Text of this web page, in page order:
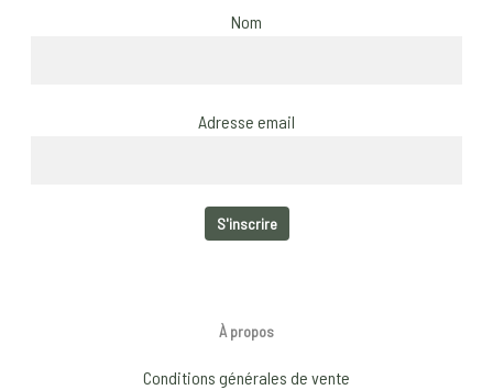
Nom
Adresse email
À propos
Conditions générales de vente